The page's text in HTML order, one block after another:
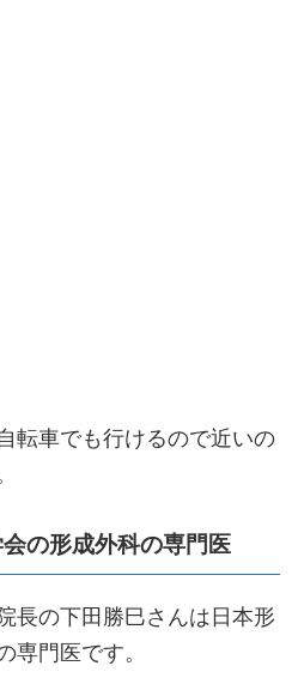
転車でも行けるので近いの
の形成外科の専門医
長の下田勝巳さんは日本形
専門医です。